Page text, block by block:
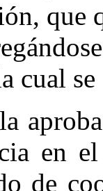
que
cual
en
de